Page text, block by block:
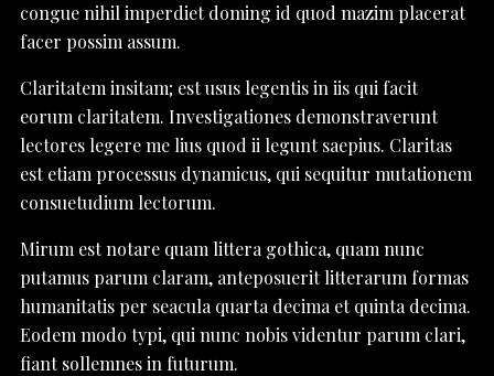
congue nihil imperdiet doming id quod mazim placerat
facer possim assum.
Claritatem insitam; est usus legentis in iis qui facit
eorum claritatem. Investigationes demonstraverunt
lectores legere me lius quod ii legunt saepius. Claritas
est etiam processus dynamicus, qui sequitur mutationem
consuetudium lectorum.
Mirum est notare quam littera gothica, quam nunc
putamus parum claram, anteposuerit litterarum formas
humanitatis per seacula quarta decima et quinta decima.
Eodem modo typi, qui nunc nobis videntur parum clari,
fiant sollemnes in futurum.